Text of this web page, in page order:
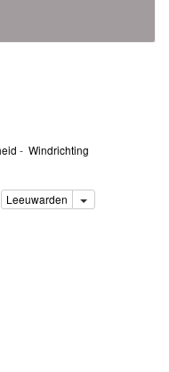
‐Windrichting
Dropdown
Leeuwarden
Toggle